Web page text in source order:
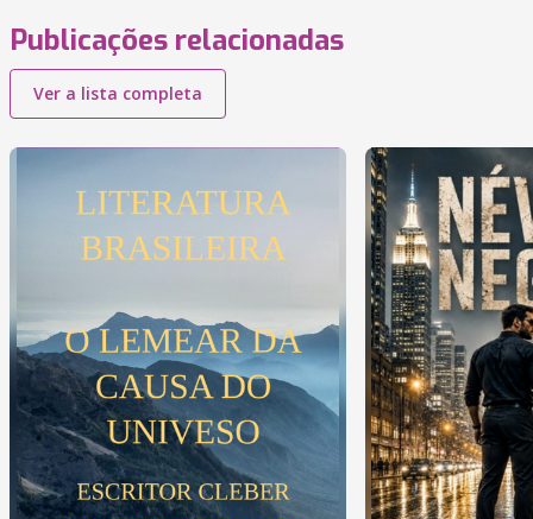
Publicações relacionadas
Ver a lista completa